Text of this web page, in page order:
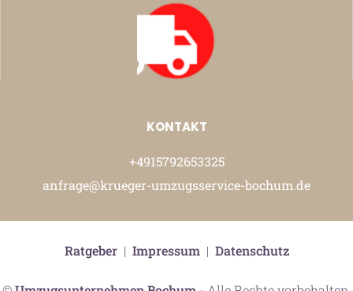
KONTAKT
+4915792653325
anfrage@krueger-umzugsservice-bochum.de
Ratgeber| Impressum| Datenschutz